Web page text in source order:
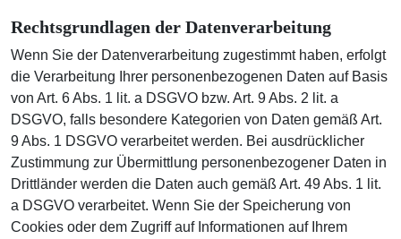
Rechtsgrundlagen der Datenverarbeitung
Wenn Sie der Datenverarbeitung zugestimmt haben, erfolgt
die Verarbeitung Ihrer personenbezogenen Daten auf Basis
von Art. 6 Abs. 1 lit. a DSGVO bzw. Art. 9 Abs. 2 lit. a
DSGVO, falls besondere Kategorien von Daten gemäß Art.
9 Abs. 1 DSGVO verarbeitet werden. Bei ausdrücklicher
Zustimmung zur Übermittlung personenbezogener Daten in
Drittländer werden die Daten auch gemäß Art. 49 Abs. 1 lit.
a DSGVO verarbeitet. Wenn Sie der Speicherung von
Cookies oder dem Zugriff auf Informationen auf Ihrem